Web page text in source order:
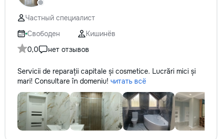
✔ Обучение взрослых ✔
Бесплатный пробный урок
Частный специалист
Свободен
Кишинёв
0,0
нет отзывов
Servicii de reparații capitale și cosmetice. Lucrări mici și
mari! Consultare în domeniu! читать всё